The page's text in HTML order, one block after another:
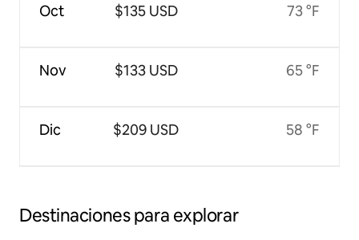
Oct
Nov
Dic
$135 USD
$133 USD
$209 USD
73 °F
65 °F
58 °F
Destinaciones para explorar